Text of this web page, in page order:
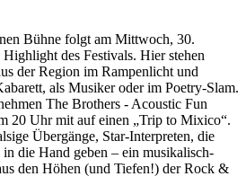
Bühne folgt am Mittwoch, 30.
des Festivals. Hier stehen
der Region im Rampenlicht und
als Musiker oder im Poetry-Slam.
The Brothers - Acoustic Fun
20 Uhr mit auf einen „Trip to Mixico“.
Übergänge, Star-Interpreten, die
die Hand geben – ein musikalisch-
den Höhen (und Tiefen!) der Rock &